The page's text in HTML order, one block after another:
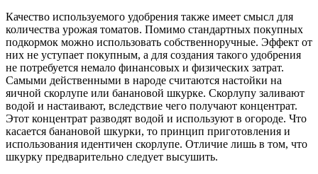
Качество используемого удобрения также имеет смысл для
количества урожая томатов. Помимо стандартных покупных
подкормок можно использовать собственноручные. Эффект от
них не уступает покупным, а для создания такого удобрения
не потребуется немало финансовых и физических затрат.
Самыми действенными в народе считаются настойки на
яичной скорлупе или банановой шкурке. Скорлупу заливают
водой и настаивают, вследствие чего получают концентрат.
Этот концентрат разводят водой и используют в огороде. Что
касается банановой шкурки, то принцип приготовления и
использования идентичен скорлупе. Отличие лишь в том, что
шкурку предварительно следует высушить.